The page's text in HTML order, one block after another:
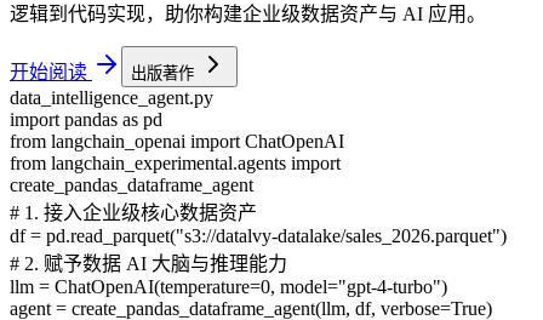
逻辑到代码实现，助你构建企业级数据资产与 AI 应用。
开始阅读 出版著作
data_intelligence_agent.py
import pandas as pd
from langchain_openai import ChatOpenAI
from langchain_experimental.agents import
create_pandas_dataframe_agent
# 1. 接入企业级核心数据资产
df = pd.read_parquet("s3://datalvy-datalake/sales_2026.parquet")
# 2. 赋予数据 AI 大脑与推理能力
llm = ChatOpenAI(temperature=0, model="gpt-4-turbo")
agent = create_pandas_dataframe_agent(llm, df, verbose=True)